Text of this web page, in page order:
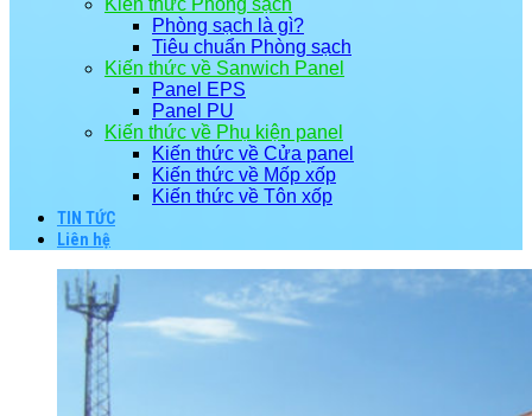
Kiến thức Phòng sạch
Phòng sạch là gì?
Tiêu chuẩn Phòng sạch
Kiến thức về Sanwich Panel
Panel EPS
Panel PU
Kiến thức về Phụ kiện panel
Kiến thức về Cửa panel
Kiến thức về Mốp xốp
Kiến thức về Tôn xốp
TIN TỨC
Liên hệ